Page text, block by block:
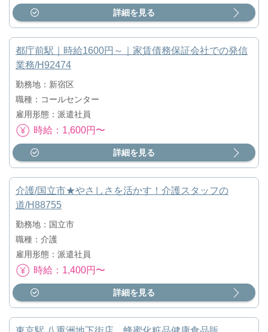
詳細を見る
都庁前駅｜時給1600円～｜家賃債務保証会社での発信
業務/H92474
勤務地：新宿区
職種：コールセンター
雇用形態：派遣社員
時給：1,600円〜
詳細を見る
介護/国立市★やさしさを活かす！介護スタッフの
道/H88755
勤務地：国立市
職種：介護
雇用形態：派遣社員
時給：1,400円〜
詳細を見る